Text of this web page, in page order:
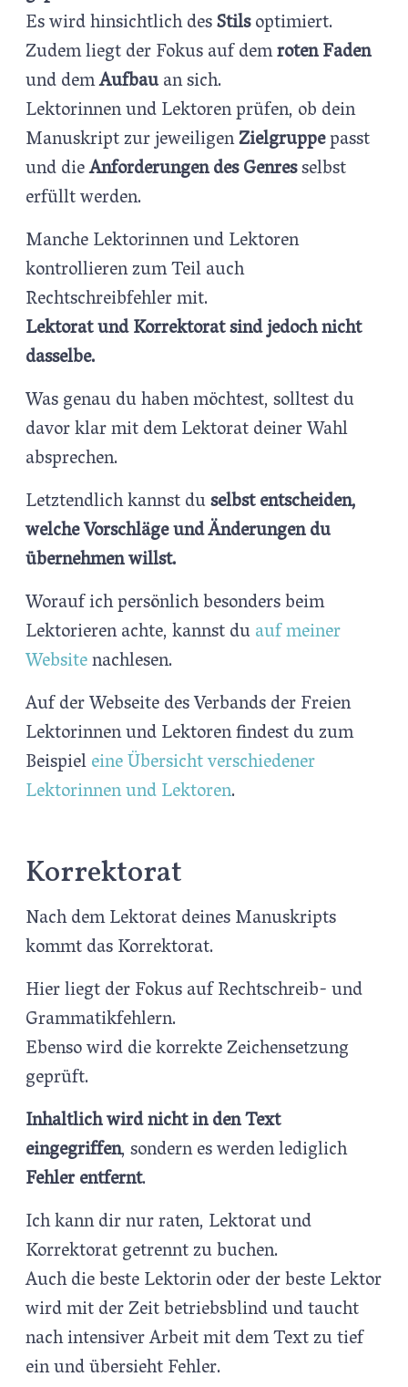
Es wird hinsichtlich desStilsoptimiert.
Zudem liegt der Fokus auf demroten Faden
und demAufbauan sich.
Lektorinnen und Lektoren prüfen, ob dein
Manuskript zur jeweiligenZielgruppepasst
und dieAnforderungen des Genresselbst
erfüllt werden.
Manche Lektorinnen und Lektoren
kontrollieren zum Teil auch
Rechtschreibfehler mit.
Lektorat und Korrektorat sind jedoch nicht
dasselbe.
Was genau du haben möchtest, solltest du
davor klar mit dem Lektorat deiner Wahl
absprechen.
Letztendlich kannst duselbst entscheiden,
welche Vorschläge und Änderungen du
übernehmen willst.
Worauf ich persönlich besonders beim
Lektorieren achte, kannst duauf meiner
Websitenachlesen.
Auf der Webseite des Verbands der Freien
Lektorinnen und Lektoren findest du zum
Beispieleine Übersicht verschiedener
Lektorinnen und Lektoren.
Korrektorat
Nach dem Lektorat deines Manuskripts
kommt das Korrektorat.
Hier liegt der Fokus auf Rechtschreib- und
Grammatikfehlern.
Ebenso wird die korrekte Zeichensetzung
geprüft.
Inhaltlich wird nicht in den Text
eingegriffen, sondern es werden lediglich
Fehler entfernt.
Ich kann dir nur raten, Lektorat und
Korrektorat getrennt zu buchen.
Auch die beste Lektorin oder der beste Lektor
wird mit der Zeit betriebsblind und taucht
nach intensiver Arbeit mit dem Text zu tief
ein und übersieht Fehler.